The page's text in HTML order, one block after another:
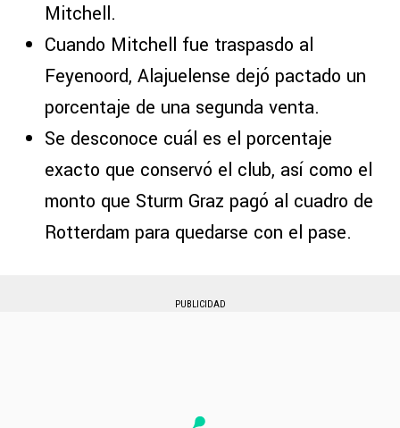
Mitchell.
Cuando Mitchell fue traspasdo al
Feyenoord, Alajuelense dejó pactado un
porcentaje de una segunda venta.
Se desconoce cuál es el porcentaje
exacto que conservó el club, así como el
monto que Sturm Graz pagó al cuadro de
Rotterdam para quedarse con el pase.
PUBLICIDAD